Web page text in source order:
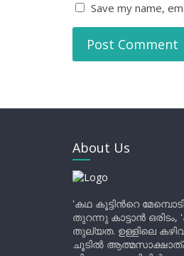
Save my name,
About Us
'കഥ കൂട്ടിന്‍റെ
തുറന്നു കാട്ടാൻ
തുല്യത. ഉള്ളിലെ
ചൂടിൽ